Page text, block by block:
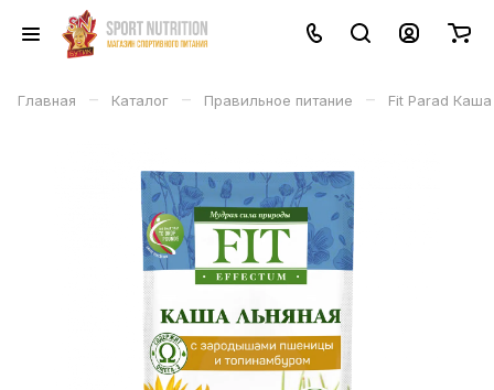
Главная – Каталог – Правильное питание – Fit Parad